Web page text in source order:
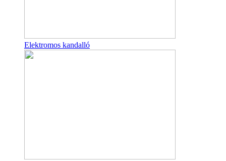
Elektromos kandalló